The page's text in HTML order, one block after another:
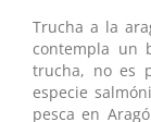
Trucha a la
contempla un
trucha, no es
especie
pesca en